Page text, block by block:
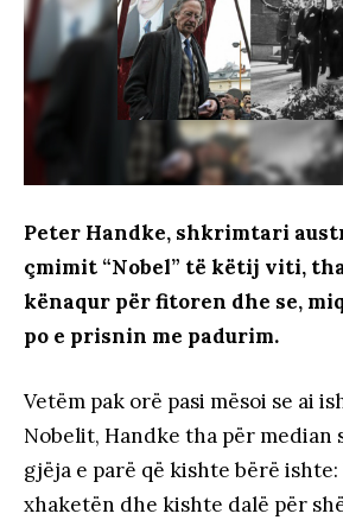
Peter Handke, shkrimtari
çmimit “Nobel” të këtij viti,
kënaqur për fitoren dhe se,
po e prisnin me padurim.
Vetëm pak orë pasi mësoi se ai
Nobelit, Handke tha për median
gjëja e parë që kishte bërë
xhaketën dhe kishte dalë për